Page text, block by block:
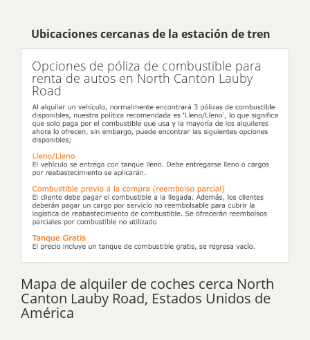
Ubicaciones cercanas de la estación de tren
Opciones de póliza de combustible para
renta de autos en North Canton Lauby
Road
Mapa de alquiler de coches cerca North
Canton Lauby Road, Estados Unidos de
América